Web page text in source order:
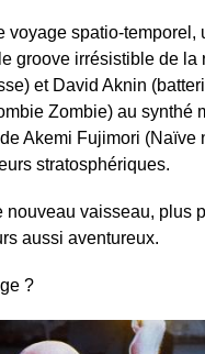
voyage spatio-temporel,
groove irrésistible de la
et David Aknin
Zombie) au synthé
Akemi Fujimori (Naïve
stratosphériques.
nouveau vaisseau, plus
aussi aventureux.
?